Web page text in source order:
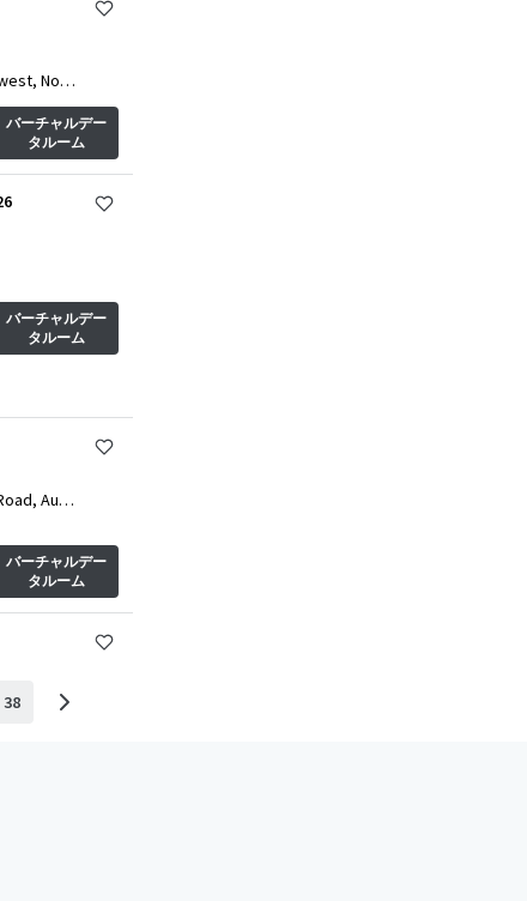
Nort
バーチャルデー
タルーム
バーチャルデー
タルーム
Aust
バーチャルデー
タルーム
38